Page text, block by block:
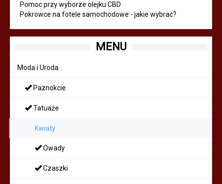
Pomoc przy wyborze olejku CBD
Pokrowce na fotele samochodowe - jakie wybrać?
MENU
Moda i Uroda
Paznokcie
Tatuaże
Kwiaty
Owady
Czaszki